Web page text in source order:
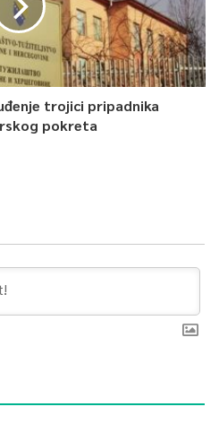
trojici pripadnika
pokreta